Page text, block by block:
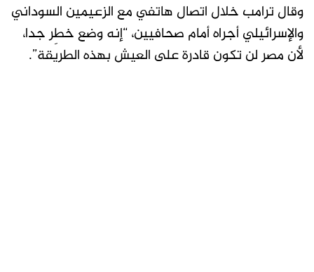
وقال ترامب خلال اتصال هاتفي مع الزعيمين السوداني
والإسرائيلي أجراه أمام صحافيين، “إنه وضع خطِر جدا،
لأن مصر لن تكون قادرة على العيش بهذه الطريقة”.